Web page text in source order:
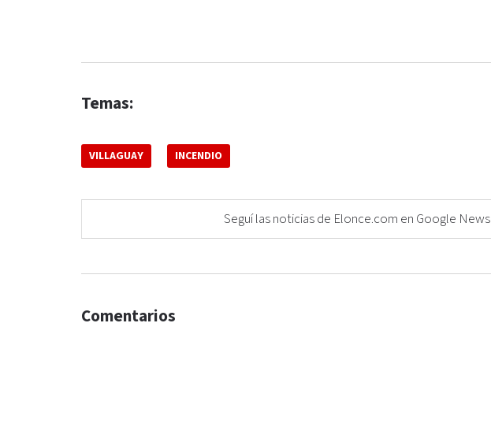
Temas:
VILLAGUAY INCENDIO
Seguí las noticias de Elonce.com en Google News
Comentarios